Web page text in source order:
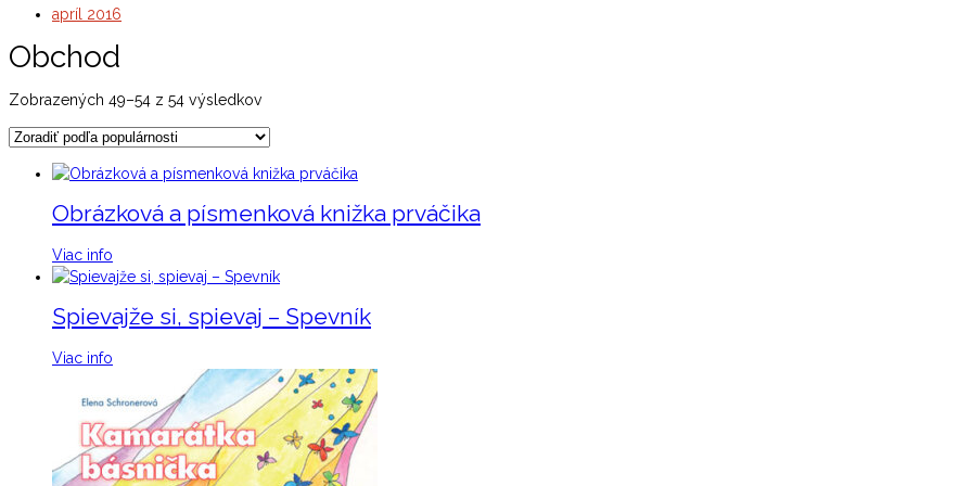
apríl 2016
Obchod
Zobrazených 49–54 z 54 výsledkov
popularity
Obrázková a písmenková knižka prváčika
Viac info
Spievajže si, spievaj – Spevník
Viac info